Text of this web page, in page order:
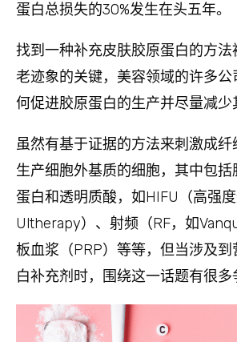
蛋白总损失的30%发生在头五年。
找到一种补充皮肤胶原蛋白的方法
老迹象的关键，美容领域的许多公
何促进胶原蛋白的生产并尽量减少
虽然有基于证据的方法来刺激成
生产细胞外基质的细胞，其中包
蛋白和透明质酸，如HIFU（高强
Ultherapy）、射频（RF，如
板血浆（PRP）等等，但当涉及
白补充剂时，围绕这一话题有很多